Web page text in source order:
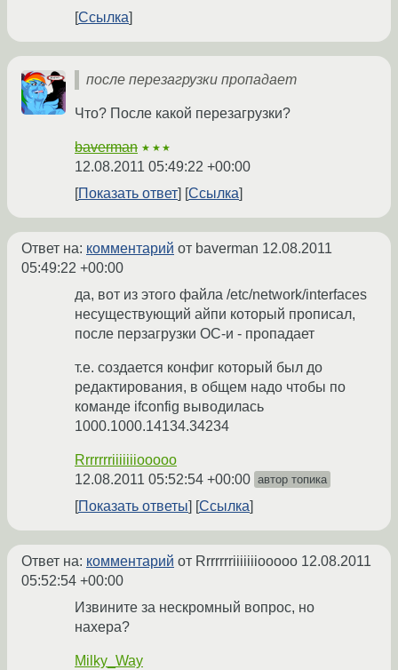
Ссылка
после перезагрузки пропадает
Что? После какой перезагрузки?
baverman ★★★
12.08.2011 05:49:22 +00:00
Показать ответ
Ссылка
Ответ на: комментарий от baverman 12.08.2011
05:49:22 +00:00
да, вот из этого файла /etc/network/interfaces
несуществующий айпи который прописал,
после перзагрузки ОС-и - пропадает
т.е. создается конфиг который был до
редактирования, в общем надо чтобы по
команде ifconfig выводилась
1000.1000.14134.34234
Rrrrrrriiiiiiiooooo
12.08.2011 05:52:54 +00:00 автор топика
Показать ответы Ссылка
Ответ на: комментарий от Rrrrrrriiiiiiiooooo 12.08.2011
05:52:54 +00:00
Извините за нескромный вопрос, но
нахера?
Milky_Way